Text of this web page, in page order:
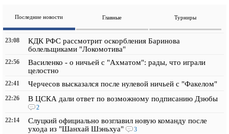
Последние новости Главные Турниры
23:08
КДК РФС рассмотрит оскорбления Баринова
болельщиками "Локомотива"
22:56
Василенко - о ничьей с "Ахматом": рады, что играли
целостно
22:41 Черчесов высказался после нулевой ничьей с "Факелом"
22:26 В ЦСКА дали ответ по возможному подписанию Дзюбы
2
22:14
Слуцкий официально возглавил новую команду после
ухода из "Шанхай Шэньхуа"
3